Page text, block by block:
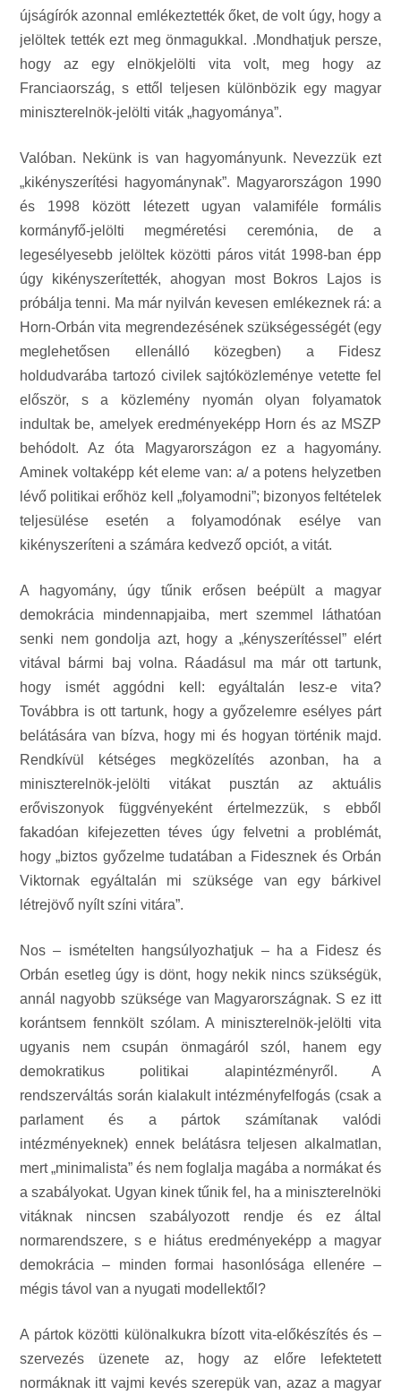
újságírók azonnal emlékeztették őket, de volt úgy, hogy a
jelöltek tették ezt meg önmagukkal. .Mondhatjuk persze,
hogy az egy elnökjelölti vita volt, meg hogy az
Franciaország, s ettől teljesen különbözik egy magyar
miniszterelnök-jelölti viták „hagyománya”.
Valóban. Nekünk is van hagyományunk. Nevezzük ezt
„kikényszerítési hagyománynak”. Magyarországon 1990
és 1998 között létezett ugyan valamiféle formális
kormányfő-jelölti megméretési ceremónia, de a
legesélyesebb jelöltek közötti páros vitát 1998-ban épp
úgy kikényszerítették, ahogyan most Bokros Lajos is
próbálja tenni. Ma már nyilván kevesen emlékeznek rá: a
Horn-Orbán vita megrendezésének szükségességét (egy
meglehetősen ellenálló közegben) a Fidesz
holdudvarába tartozó civilek sajtóközleménye vetette fel
először, s a közlemény nyomán olyan folyamatok
indultak be, amelyek eredményeképp Horn és az MSZP
behódolt. Az óta Magyarországon ez a hagyomány.
Aminek voltaképp két eleme van: a/ a potens helyzetben
lévő politikai erőhöz kell „folyamodni”; bizonyos feltételek
teljesülése esetén a folyamodónak esélye van
kikényszeríteni a számára kedvező opciót, a vitát.
A hagyomány, úgy tűnik erősen beépült a magyar
demokrácia mindennapjaiba, mert szemmel láthatóan
senki nem gondolja azt, hogy a „kényszerítéssel” elért
vitával bármi baj volna. Ráadásul ma már ott tartunk,
hogy ismét aggódni kell: egyáltalán lesz-e vita?
Továbbra is ott tartunk, hogy a győzelemre esélyes párt
belátására van bízva, hogy mi és hogyan történik majd.
Rendkívül kétséges megközelítés azonban, ha a
miniszterelnök-jelölti vitákat pusztán az aktuális
erőviszonyok függvényeként értelmezzük, s ebből
fakadóan kifejezetten téves úgy felvetni a problémát,
hogy „biztos győzelme tudatában a Fidesznek és Orbán
Viktornak egyáltalán mi szüksége van egy bárkivel
létrejövő nyílt színi vitára”.
Nos – ismételten hangsúlyozhatjuk – ha a Fidesz és
Orbán esetleg úgy is dönt, hogy nekik nincs szükségük,
annál nagyobb szüksége van Magyarországnak. S ez itt
korántsem fennkölt szólam. A miniszterelnök-jelölti vita
ugyanis nem csupán önmagáról szól, hanem egy
demokratikus politikai alapintézményről. A
rendszerváltás során kialakult intézményfelfogás (csak a
parlament és a pártok számítanak valódi
intézményeknek) ennek belátásra teljesen alkalmatlan,
mert „minimalista” és nem foglalja magába a normákat és
a szabályokat. Ugyan kinek tűnik fel, ha a miniszterelnöki
vitáknak nincsen szabályozott rendje és ez által
normarendszere, s e hiátus eredményeképp a magyar
demokrácia – minden formai hasonlósága ellenére –
mégis távol van a nyugati modellektől?
A pártok közötti különalkukra bízott vita-előkészítés és –
szervezés üzenete az, hogy az előre lefektetett
normáknak itt vajmi kevés szerepük van, azaz a magyar